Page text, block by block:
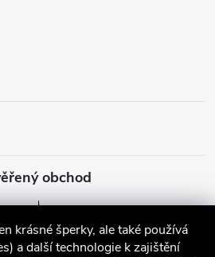
krásné šperky, ale také používá
a další technologie k zajištění
obchod